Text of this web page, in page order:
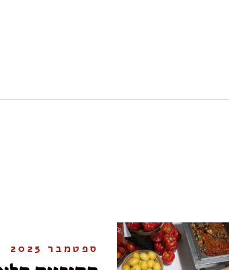
ספטמבר 2025